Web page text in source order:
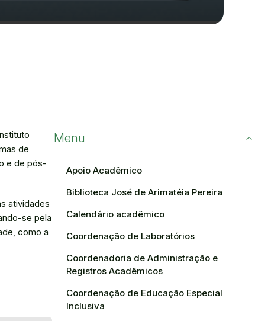
de
e de pós-
atividades
se pela
como a
Menu
Apoio Acadêmico
Biblioteca José de Arimatéia Pereira
Calendário acadêmico
Coordenação de Laboratórios
Coordenadoria de Administração e
Registros Acadêmicos
Coordenação de Educação Especial
Inclusiva